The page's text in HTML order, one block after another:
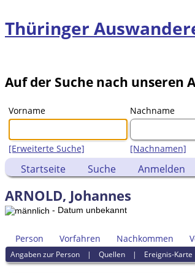
Thüringer
Auf der Suche nach unseren
Vorname Nachname
[Erweiterte Suche] [Nachnamen]
Startseite Suche Anmelden
ARNOLD, Johannes
- Datum unbekannt
Person Vorfahren Nachkommen
Angaben zur Person |Quellen | Ereignis-Karte